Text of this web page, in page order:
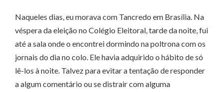
Naqueles dias, eu morava com Tancredo em Brasília. Na
véspera da eleição no Colégio Eleitoral, tarde da noite, fui
até a sala onde o encontrei dormindo na poltrona com os
jornais do dia no colo. Ele havia adquirido o hábito de só
lê-los à noite. Talvez para evitar a tentação de responder
a algum comentário ou se distrair com alguma